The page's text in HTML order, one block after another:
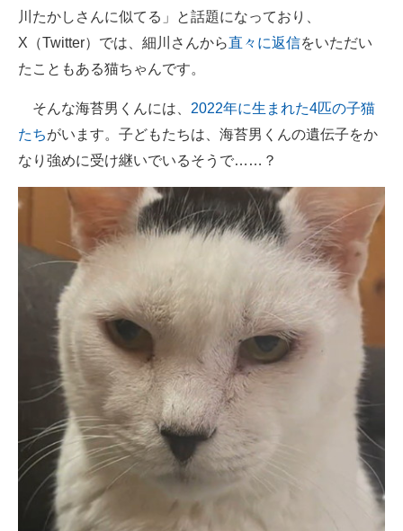
電子設計の基本と応用
エネルギーの専門メディア
建設×テクノロジーの最前線
ちょっと気になるネットの話題
川たかしさんに似てる」と話題になっており、
X（Twitter）では、細川さんから直々に返信をいただい
たこともある猫ちゃんです。
そんな海苔男くんには、 2022年に生まれた4匹の子猫
たちがいます。子どもたちは、海苔男くんの遺伝子をか
なり強めに受け継いでいるそうで……？